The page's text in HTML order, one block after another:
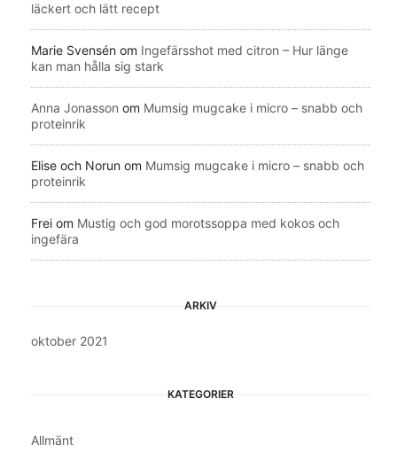
läckert och lätt recept
Marie Svensén om Ingefärsshot med citron – Hur länge
kan man hålla sig stark
Anna Jonasson om Mumsig mugcake i micro – snabb och
proteinrik
Elise och Norun om Mumsig mugcake i micro – snabb och
proteinrik
Frei om Mustig och god morotssoppa med kokos och
ingefära
ARKIV
oktober 2021
KATEGORIER
Allmänt